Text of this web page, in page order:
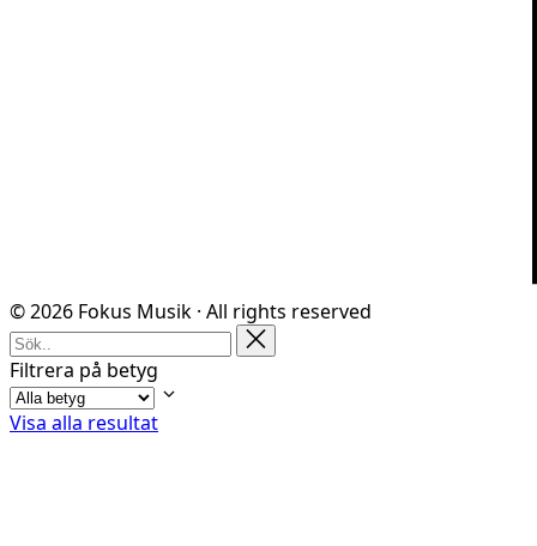
© 2026 Fokus Musik · All rights reserved
Filtrera på betyg
Visa alla resultat